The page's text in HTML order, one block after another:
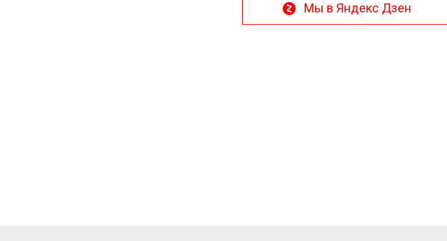
Мы в Яндекс Дзен